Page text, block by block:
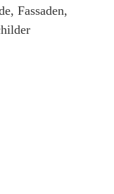
Fassaden,